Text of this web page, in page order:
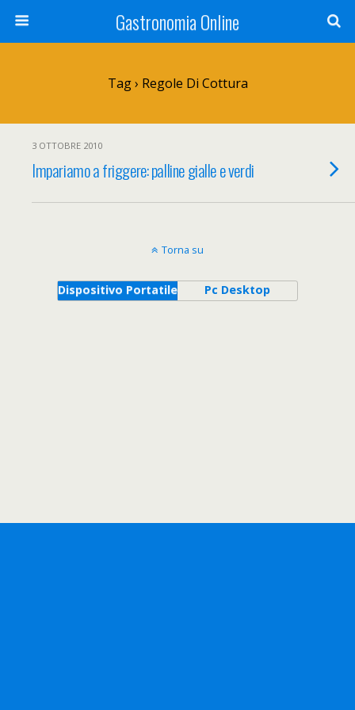
Gastronomia Online
Tag › Regole Di Cottura
3 OTTOBRE 2010
Impariamo a friggere: palline gialle e verdi
Torna su
Dispositivo Portatile Pc Desktop